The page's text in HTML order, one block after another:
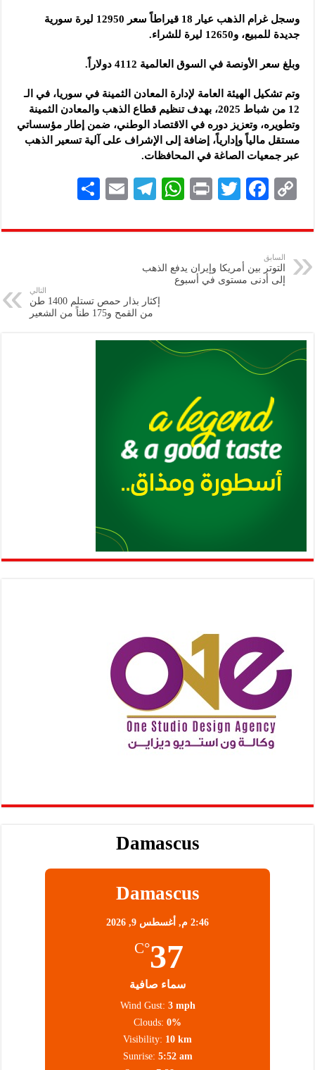
وسجل غرام الذهب عيار 18 قيراطاً سعر 12950 ليرة سورية
جديدة ‏للمبيع، و12650 ‏ليرة للشراء. ‏
وبلغ سعر الأونصة في السوق العالمية 4112 دولاراً. ‏
وتم تشكيل الهيئة العامة لإدارة المعادن الثمينة في سوريا، في الـ
12 من ‏شباط 2025، بهدف تنظيم قطاع الذهب والمعادن الثمينة
وتطويره، وتعزيز ‏دوره في الاقتصاد الوطني، ضمن إطار مؤسساتي
مستقل مالياً وإدارياً، ‏إضافة إلى الإشراف على آلية تسعير الذهب
عبر جمعيات الصاغة في ‏المحافظات. ‏
C
p
y
Li
F
eb
oo
k
T
tt
P
nt
W
at
A
p
p
Te
gr
E
ai
ar
السابق
التوتر بين أمريكا وإيران يدفع الذهب
إلى أدنى مستوى في أسبوع
التالي
إكثار بذار حمص تستلم 1400 طن
من القمح و175 طناً من الشعير
Damascus
Damascus
2:46 م, أغسطس 9, 2026
37
°C
سماء صافية
Wind Gust: 3 mph
Clouds: 0%
Visibility: 10 km
Sunrise: 5:52 am